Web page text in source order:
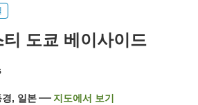
도쿄 베이사이드
, 일본 지도에서 보기